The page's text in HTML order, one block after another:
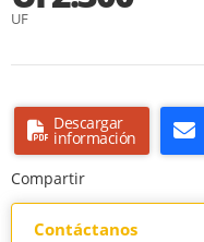
UF
Descargar
información
Compartir
Contáctanos